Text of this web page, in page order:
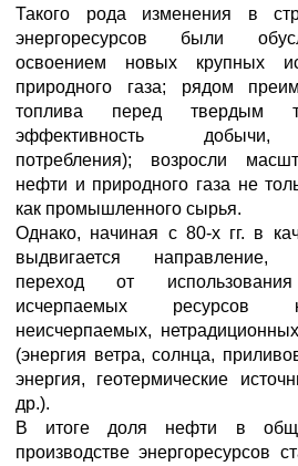
Такого рода изменения в
энергоресурсов были
освоением новых крупных
природного газа; рядом
топлива перед твердым
эффективность добычи,
потребления); возросли
нефти и природного газа не
как промышленного сырья.
Однако, начиная с 80-х гг. в
выдвигается направление,
переход от
исчерпаемых ресурсов
неисчерпаемых,
(энергия ветра, солнца,
энергия, геотермические
др.).
В итоге доля нефти в
производстве энергоресурсов